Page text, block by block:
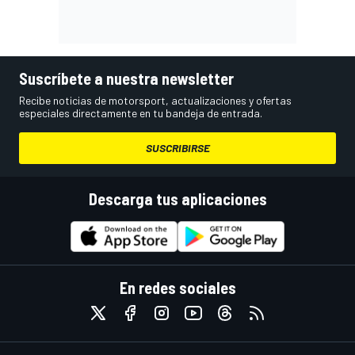
Suscríbete a nuestra newsletter
Recibe noticias de motorsport, actualizaciones y ofertas
especiales directamente en tu bandeja de entrada.
SUSCRIBIRSE
Descarga tus aplicaciones
En redes sociales